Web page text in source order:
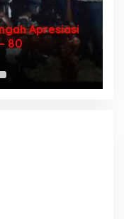
Apresiasi
80